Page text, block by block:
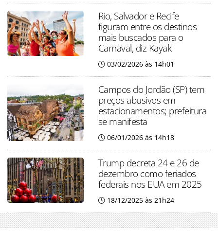
Rio, Salvador e Recife
figuram entre os destinos
mais buscados para o
Carnaval, diz Kayak
03/02/2026 às 14h01
Campos do Jordão (SP) tem
preços abusivos em
estacionamentos; prefeitura
se manifesta
06/01/2026 às 14h18
Trump decreta 24 e 26 de
dezembro como feriados
federais nos EUA em 2025
18/12/2025 às 21h24